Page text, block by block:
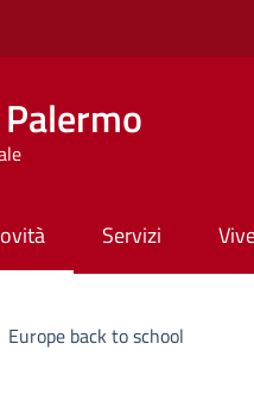
Servizi
Europe back to school